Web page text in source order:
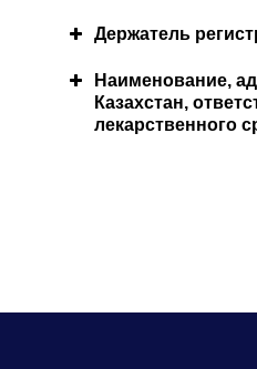
Описание
Держатель
Наименование,
Казахстан,
лекарственного